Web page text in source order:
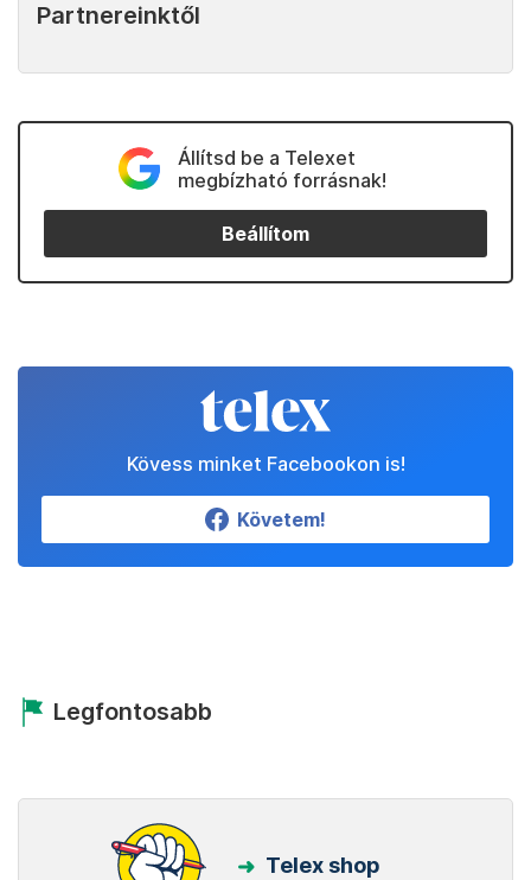
Partnereinktől
Állítsd be a Telexet
megbízható forrásnak!
Beállítom
Kövess minket Facebookon is!
Követem!
Legfontosabb
Telex shop